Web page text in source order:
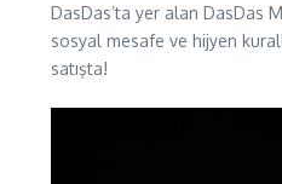
DasDas’ta yer alan DasDas
sosyal mesafe ve hijyen
satışta!